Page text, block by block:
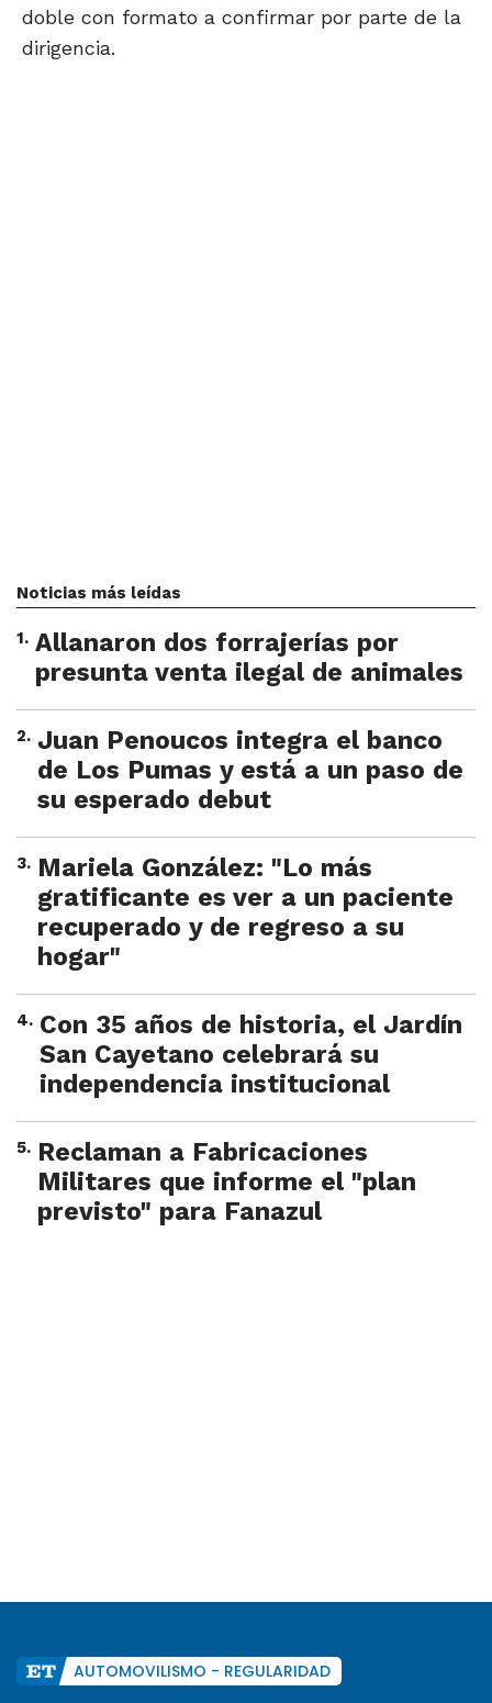
doble con formato a confirmar por parte de la
dirigencia.
Noticias más leídas
1. Allanaron dos forrajerías por
presunta venta ilegal de animales
2. Juan Penoucos integra el banco
de Los Pumas y está a un paso de
su esperado debut
3. Mariela González: "Lo más
gratificante es ver a un paciente
recuperado y de regreso a su
hogar"
4. Con 35 años de historia, el Jardín
San Cayetano celebrará su
independencia institucional
5. Reclaman a Fabricaciones
Militares que informe el "plan
previsto" para Fanazul
AUTOMOVILISMO - REGULARIDAD